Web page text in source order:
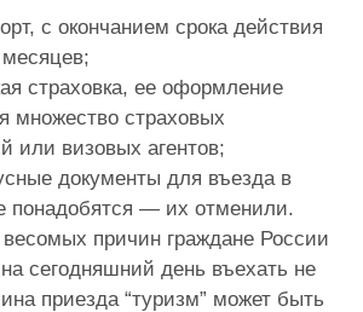
с окончанием срока действия
страховка, ее оформление
множество страховых
или визовых агентов;
документы для въезда в
понадобятся — их отменили.
причин граждане России
сегодняшний день въехать не
приезда “туризм” может быть